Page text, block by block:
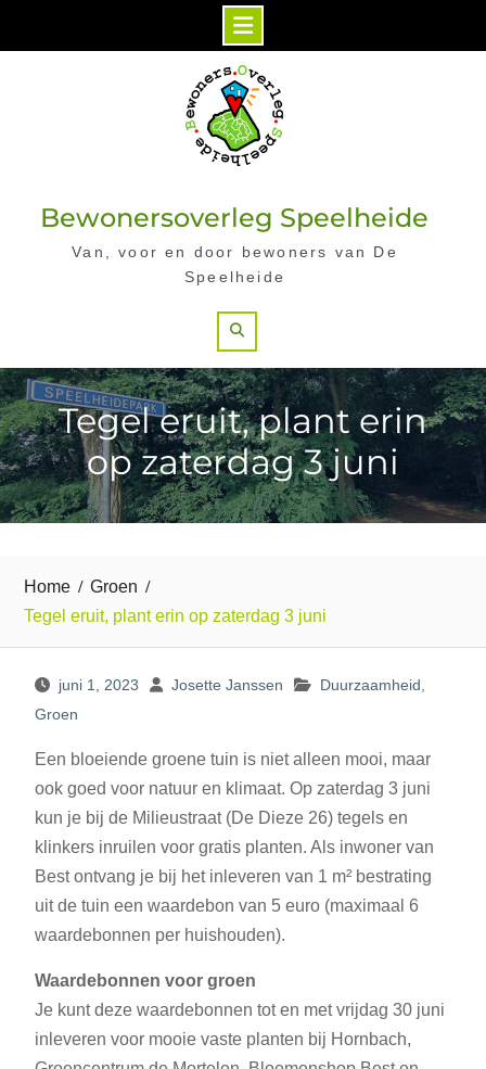
Bewonersoverleg Speelheide
Van, voor en door bewoners van De
Speelheide
Tegel eruit, plant erin
op zaterdag 3 juni
Home
Groen
Tegel eruit, plant erin op zaterdag 3 juni
juni 1, 2023 Josette Janssen Duurzaamheid
Groen
Een bloeiende groene tuin is niet alleen mooi, maar
ook goed voor natuur en klimaat. Op zaterdag 3 juni
kun je bij de Milieustraat (De Dieze 26) tegels en
klinkers inruilen voor gratis planten. Als inwoner van
Best ontvang je bij het inleveren van 1 m² bestrating
uit de tuin een waardebon van 5 euro (maximaal 6
waardebonnen per huishouden).
Waardebonnen voor groen
Je kunt deze waardebonnen tot en met vrijdag 30 juni
inleveren voor mooie vaste planten bij Hornbach,